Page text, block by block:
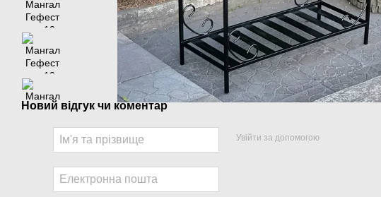
Новий відгук чи коментар
Увійти за допомогою